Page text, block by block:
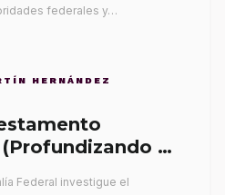
federales y…
HERNÁNDEZ
su
Federal investigue el